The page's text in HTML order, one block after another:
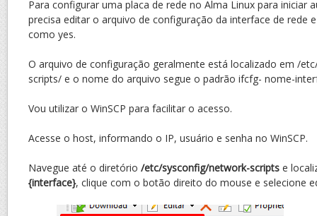
Para configurar uma placa de rede no Alma Linux para iniciar
precisa editar o arquivo de configuração da interface de rede
como yes.
O arquivo de configuração geralmente está localizado em /
scripts/ e o nome do arquivo segue o padrão ifcfg- nome-
Vou utilizar o WinSCP para facilitar o acesso.
Acesse o host, informando o IP, usuário e senha no WinSCP.
Navegue até o diretório /etc/sysconfig/network-scripts e
{interface}, clique com o botão direito do mouse e selecione